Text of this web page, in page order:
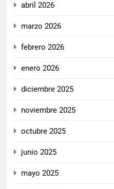
abril 2026
marzo 2026
febrero 2026
enero 2026
diciembre 2025
noviembre 2025
octubre 2025
junio 2025
mayo 2025